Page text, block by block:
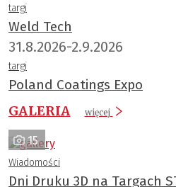
targi
Weld Tech
31.8.2026-2.9.2026
targi
Poland Coatings Expo
GALERIA
więcej
15
Wiadomości
Dni Druku 3D na Targach